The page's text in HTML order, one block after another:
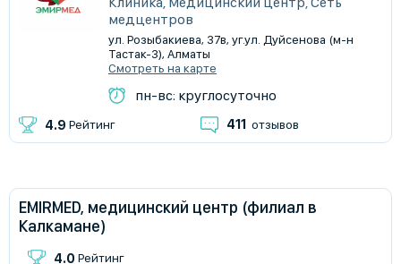
медцентров
​ул. Розыбакиева, 37в, уг.ул. Дуйсенова (м-н
Тастак-3), Алматы
Смотреть на карте
пн-вс: круглосуточно
4.9 Рейтинг 411 отзывов
EMIRMED, медицинский центр (филиал в
Калкамане)
4.0 Рейтинг